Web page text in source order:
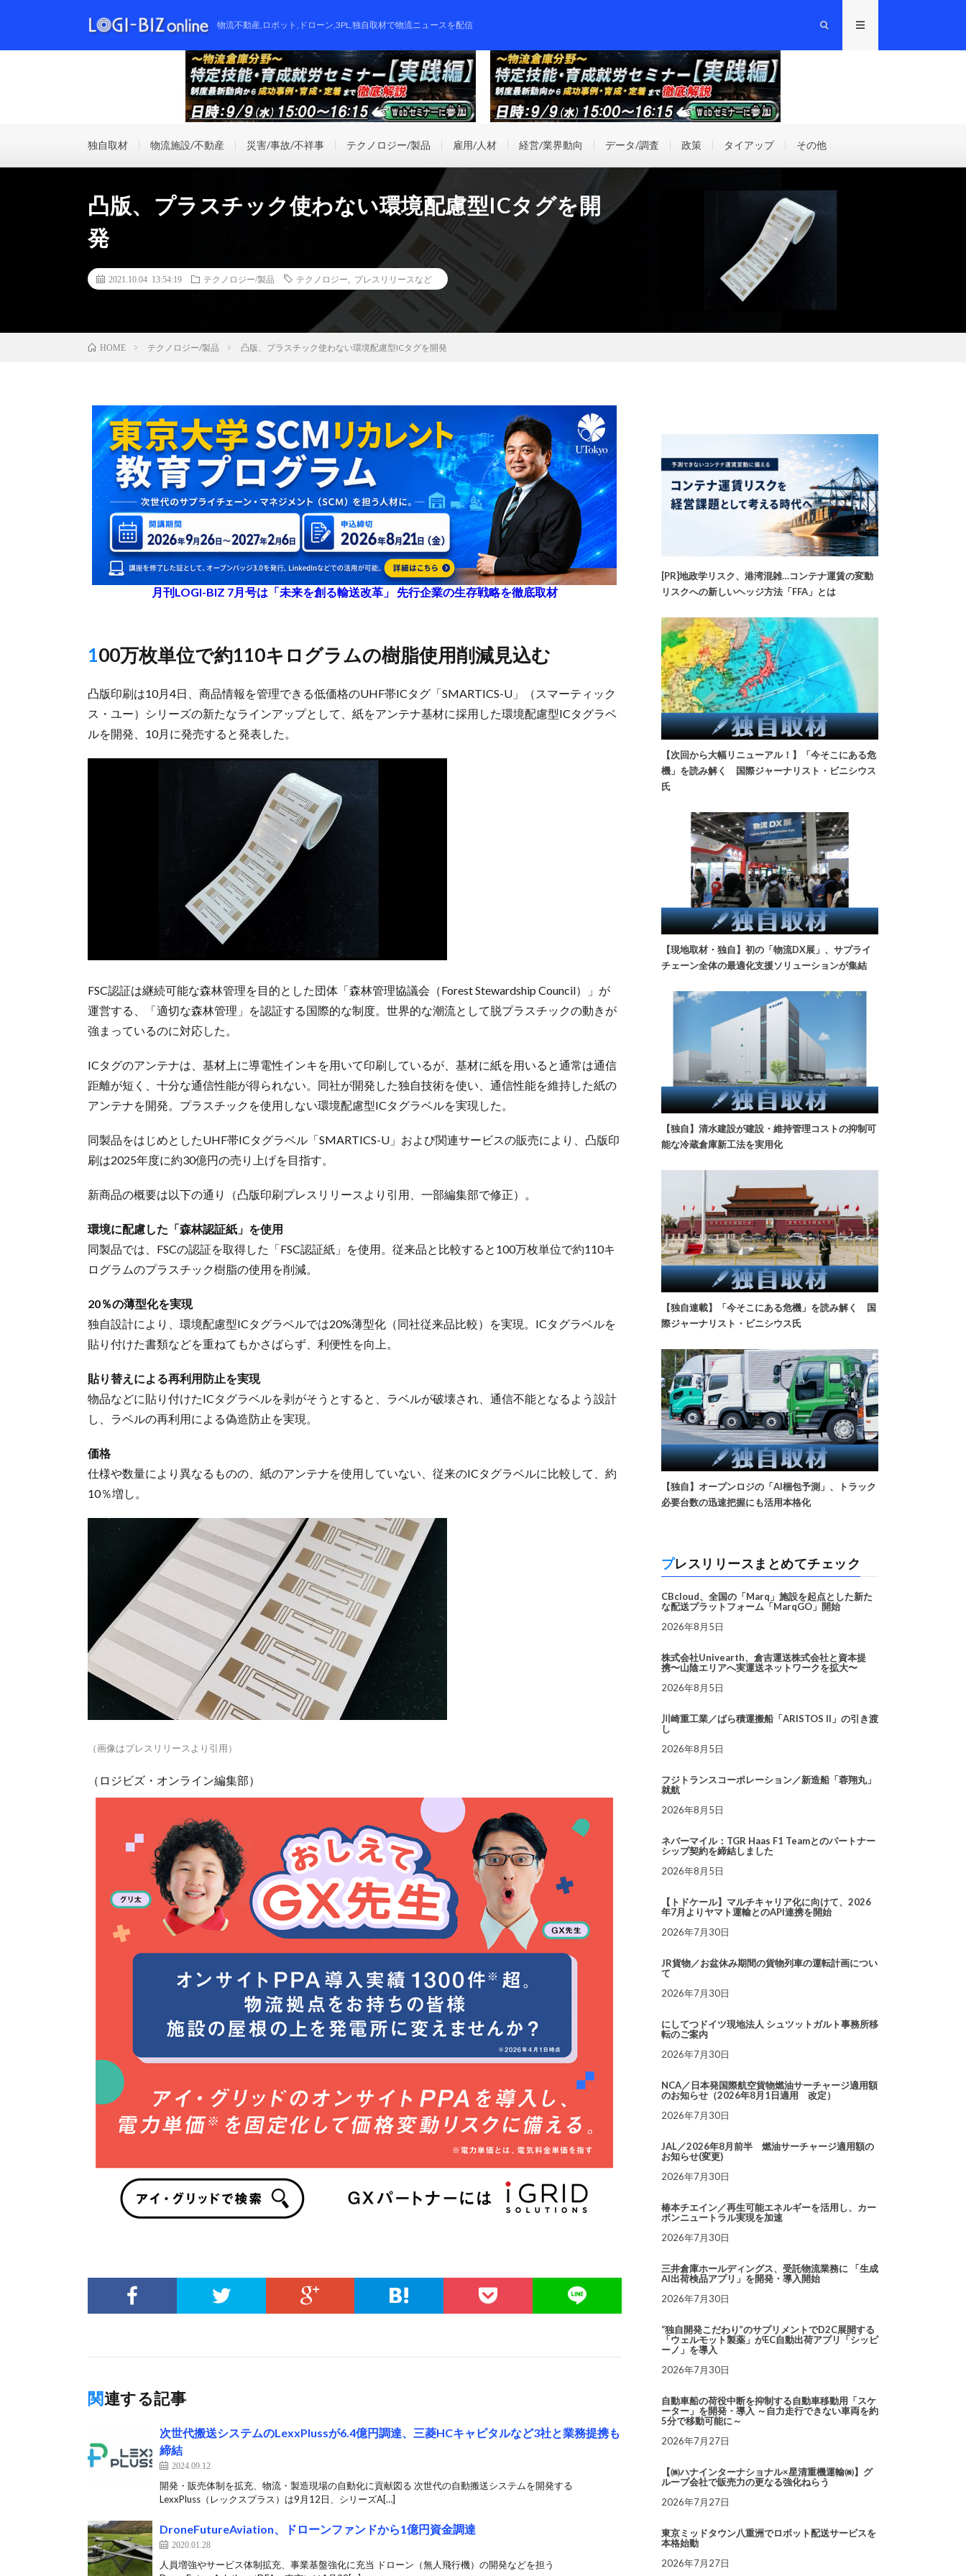
物流不動産,ロボット,ドローン,3PL,独自取材で物流ニュースを配信
独自取材 物流施設/不動産 災害/事故/不祥事 テクノロジー/製品 雇用/人材 経営/業界動向 データ/調査 政策 タイアップ その他
凸版、プラスチック使わない環境配慮型ICタグを開
発
2021.10.04 13:54:19 テクノロジー/製品 テクノロジー プレスリリースなど
HOME テクノロジー/製品 凸版、プラスチック使わない環境配慮型ICタグを開発
月刊LOGI-BIZ 7月号は「未来を創る輸送改革」 先行企業の生存戦略を徹底取材
100万枚単位で約110キログラムの樹脂使用削減見込む
凸版印刷は10月4日、商品情報を管理できる低価格のUHF帯ICタグ「SMARTICS-U」（スマーティック
ス・ユー）シリーズの新たなラインアップとして、紙をアンテナ基材に採用した環境配慮型ICタグラベ
ルを開発、10月に発売すると発表した。
FSC認証は継続可能な森林管理を目的とした団体「森林管理協議会（Forest Stewardship Council）」が
運営する、「適切な森林管理」を認証する国際的な制度。世界的な潮流として脱プラスチックの動きが
強まっているのに対応した。
ICタグのアンテナは、基材上に導電性インキを用いて印刷しているが、基材に紙を用いると通常は通信
距離が短く、十分な通信性能が得られない。同社が開発した独自技術を使い、通信性能を維持した紙の
アンテナを開発。プラスチックを使用しない環境配慮型ICタグラベルを実現した。
同製品をはじめとしたUHF帯ICタグラベル「SMARTICS-U」および関連サービスの販売により、凸版印
刷は2025年度に約30億円の売り上げを目指す。
新商品の概要は以下の通り（凸版印刷プレスリリースより引用、一部編集部で修正）。
環境に配慮した「森林認証紙」を使用
同製品では、FSCの認証を取得した「FSC認証紙」を使用。従来品と比較すると100万枚単位で約110キ
ログラムのプラスチック樹脂の使用を削減。
20％の薄型化を実現
独自設計により、環境配慮型ICタグラベルでは20%薄型化（同社従来品比較）を実現。ICタグラベルを
貼り付けた書類などを重ねてもかさばらず、利便性を向上。
貼り替えによる再利用防止を実現
物品などに貼り付けたICタグラベルを剥がそうとすると、ラベルが破壊され、通信不能となるよう設計
し、ラベルの再利用による偽造防止を実現。
価格
仕様や数量により異なるものの、紙のアンテナを使用していない、従来のICタグラベルに比較して、約
10％増し。
（画像はプレスリリースより引用）
（ロジビズ・オンライン編集部）
関連する記事
次世代搬送システムのLexxPlussが6.4億円調達、三菱HCキャピタルなど3社と業務提携も
締結
2024.09.12
開発・販売体制を拡充、物流・製造現場の自動化に貢献図る 次世代の自動搬送システムを開発する
LexxPluss（レックスプラス）は9月12日、シリーズA[…]
DroneFutureAviation、ドローンファンドから1億円資金調達
2020.01.28
人員増強やサービス体制拡充、事業基盤強化に充当 ドローン（無人飛行機）の開発などを担う
[PR]地政学リスク、港湾混雑…コンテナ運賃の変動
リスクへの新しいヘッジ方法「FFA」とは
【次回から大幅リニューアル！】「今そこにある危
機」を読み解く 国際ジャーナリスト・ビニシウス
氏
【現地取材・独自】初の「物流DX展」、サプライ
チェーン全体の最適化支援ソリューションが集結
【独自】清水建設が建設・維持管理コストの抑制可
能な冷蔵倉庫新工法を実用化
【独自連載】「今そこにある危機」を読み解く 国
際ジャーナリスト・ビニシウス氏
【独自】オープンロジの「AI梱包予測」、トラック
必要台数の迅速把握にも活用本格化
プレスリリースまとめてチェック
CBcloud、全国の「Marq」施設を起点とした新た
な配送プラットフォーム「MarqGO」開始
2026年8月5日
株式会社Univearth、倉吉運送株式会社と資本提
携〜山陰エリアへ実運送ネットワークを拡大〜
2026年8月5日
川崎重工業／ばら積運搬船「ARISTOS II」の引き渡
し
2026年8月5日
フジトランスコーポレーション／新造船「蓉翔丸」
就航
2026年8月5日
ネバーマイル：TGR Haas F1 Teamとのパートナー
シップ契約を締結しました
2026年8月5日
【トドケール】マルチキャリア化に向けて、2026
年7月よりヤマト運輸とのAPI連携を開始
2026年7月30日
JR貨物／お盆休み期間の貨物列車の運転計画につい
て
2026年7月30日
にしてつドイツ現地法人 シュツットガルト事務所移
転のご案内
2026年7月30日
NCA／日本発国際航空貨物燃油サーチャージ適用額
のお知らせ（2026年8月1日適用 改定）
2026年7月30日
JAL／2026年8月前半 燃油サーチャージ適用額の
お知らせ(変更)
2026年7月30日
椿本チエイン／再生可能エネルギーを活用し、カー
ボンニュートラル実現を加速
2026年7月30日
三井倉庫ホールディングス、受託物流業務に 「生成
AI出荷検品アプリ」を開発・導入開始
2026年7月30日
“独自開発こだわり”のサプリメントでD2C展開する
「ウェルモット製薬」がEC自動出荷アプリ「シッピ
ーノ」を導入
2026年7月30日
自動車船の荷役中断を抑制する自動車移動用「スケ
ーター」を開発・導入 ～自力走行できない車両を約
5分で移動可能に～
2026年7月27日
【㈱ハナインターナショナル×星清重機運輸㈱】グ
ループ会社で販売力の更なる強化ねらう
2026年7月27日
東京ミッドタウン八重洲でロボット配送サービスを
本格始動
2026年7月27日